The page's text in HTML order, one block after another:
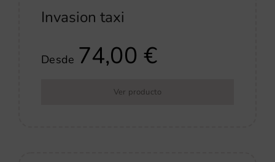
Invasion taxi
Desde 74,00€
Ver producto